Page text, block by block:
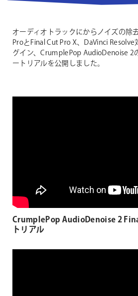
オーディオトラックにからノイズの除
ProとFinal Cut Pro X、DaVinci
グイン、CrumplePop AudioDenoise 2
ートリアルを公開しました。
CrumplePop AudioDenoise 2
トリアル